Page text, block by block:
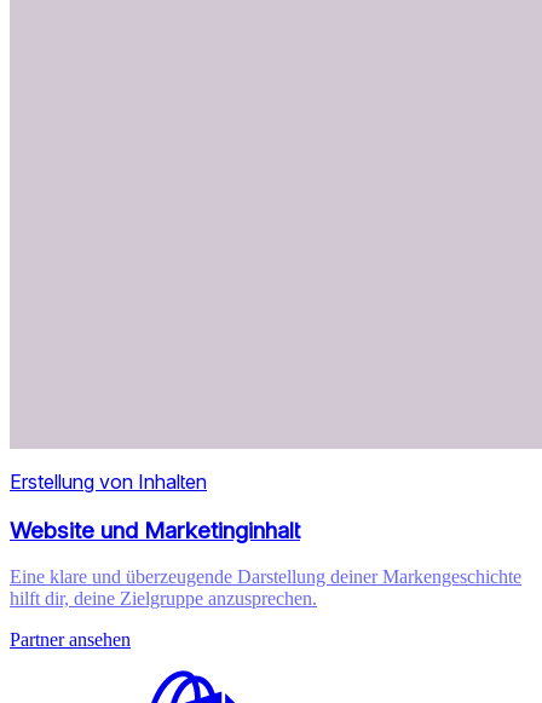
Erstellung von Inhalten
Website und Marketinginhalt
Eine klare und überzeugende Darstellung deiner Markengeschichte
hilft dir, deine Zielgruppe anzusprechen.
Partner ansehen